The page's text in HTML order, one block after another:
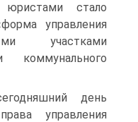
стало
управления
участками
коммунального
день
управления